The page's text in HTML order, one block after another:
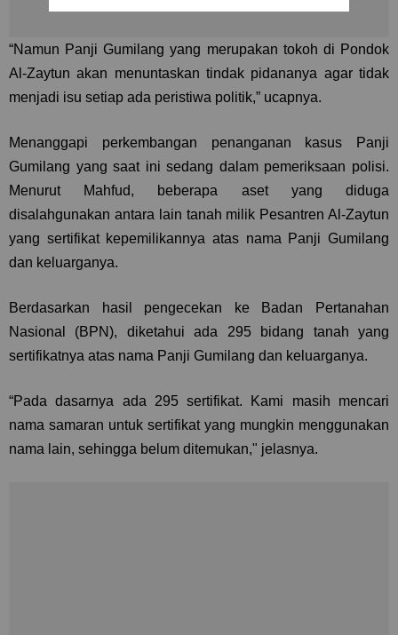
“Namun Panji Gumilang yang merupakan tokoh di Pondok
Al-Zaytun akan menuntaskan tindak pidananya agar tidak
menjadi isu setiap ada peristiwa politik,” ucapnya.
Menanggapi perkembangan penanganan kasus Panji
Gumilang yang saat ini sedang dalam pemeriksaan polisi.
Menurut Mahfud, beberapa aset yang diduga
disalahgunakan antara lain tanah milik Pesantren Al-Zaytun
yang sertifikat kepemilikannya atas nama Panji Gumilang
dan keluarganya.
Berdasarkan hasil pengecekan ke Badan Pertanahan
Nasional (BPN), diketahui ada 295 bidang tanah yang
sertifikatnya atas nama Panji Gumilang dan keluarganya.
“Pada dasarnya ada 295 sertifikat. Kami masih mencari
nama samaran untuk sertifikat yang mungkin menggunakan
nama lain, sehingga belum ditemukan," jelasnya.